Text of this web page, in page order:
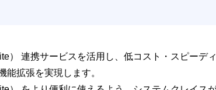
） 連携サービスを活用し、低コスト・スピーデ
能拡張を実現します。